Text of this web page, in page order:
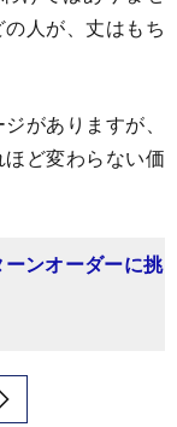
人が、丈はもち
がありますが、
ど変わらない価
ンオーダーに挑